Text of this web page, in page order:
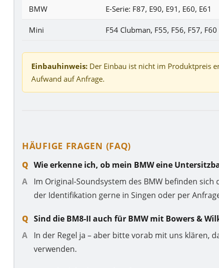
BMW E-Serie: F87, E90, E91, E60, E61
Mini F54 Clubman, F55, F56, F57,
Einbauhinweis: Der Einbau ist nicht im Produktpreis
Aufwand auf Anfrage.
HÄUFIGE FRAGEN (FAQ)
Wie erkenne ich, ob mein BMW eine
Im Original-Soundsystem des BMW befinden
der Identifikation gerne in Singen oder per
Sind die BM8-II auch für BMW mit Bowers &
In der Regel ja – aber bitte vorab mit uns klären,
verwenden.